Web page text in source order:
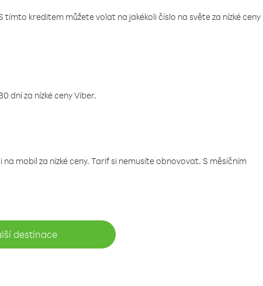
kreditem můžete volat na jakékoli číslo na světe za nízké ceny
dní za nízké ceny Viber.
mobil za nízké ceny. Tarif si nemusíte obnovovat. S měsíčním
destinace